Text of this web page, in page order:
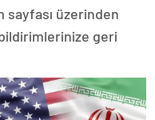
üzerinden
geri